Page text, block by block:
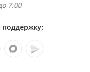
7.00
поддержку: